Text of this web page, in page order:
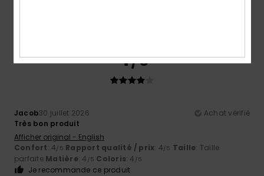
4/5
Jacob30 juillet 2026
Achat vérifié
Très bon produit
Afficher original - English
Confort: 4/5 Rapport qualité / prix: 4/5 Taille: Taille
parfaite Matière: 4 /5 Coloris: 4 /5
Je recommande ce produit